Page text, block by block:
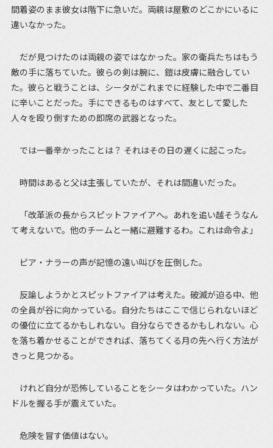
間着姿のまま彼女は階下に急いだ。両親は屋敷のどこかにいるに
違いなかった。
だが見つけたのは両親の姿ではなかった。家の衛兵たちはもう
敵の手に落ちていた。彼らの剣は腕に、鎧は皮膚に融合してい
た。彼らと戦うことは、シータがこれまでに経験した中で二番目
に辛いことだった。手にできるものはすべて、友として愛した
人々を殴り倒すための即席の武器となった。
では一番辛かったことは？ それはその日の遅くに起こった。
時間はあると父は主張していたが、それは間違いだった。
「改革派の長からスピットファイアへ。あれを追い越そうなん
て考えないで。他のチームと一緒に避難するわ。これは命令よ」
ピア・ナラーの声が記憶の遠い叫びを圧倒した。
反論しようかとスピットファイアは考えた。破滅が迫る中、他
の全員が谷に向かっている。自分たちはここで信じられないほど
の優位に立てるかもしれない。自分ならできるかもしれない。心
を落ち着かせることができれば、落ちてくる月の先へ行く方法が
きっと見つかる。
けれど自分が恐怖していることをシータはわかっていた。ハン
ドルを握る手が震えていた。
危険を冒す価値はない。